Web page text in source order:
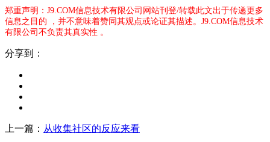
郑重声明：J9.COM信息技术有限公司网站刊登/转载此文出于传递更多
信息之目的 ，并不意味着赞同其观点或论证其描述。J9.COM信息技术
有限公司不负责其真实性 。
分享到：
上一篇： 从收集社区的反应来看